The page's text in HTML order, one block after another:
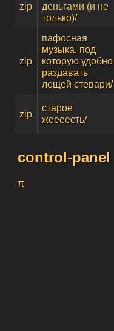
zip
деньгами (и не
только)/
zip
пафосная
музыка, под
которую удобно
раздавать
лещей стевари/
zip
старое
жеееесть/
control-panel
π